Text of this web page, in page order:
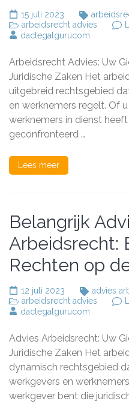
15 juli 2023
arbeidsrecht advies
daclegalgurucom
Arbeidsrecht Advies: Uw
Juridische Zaken Het
uitgebreid rechtsgebied
en werknemers regelt. Of
werknemers in dienst
geconfronteerd …
Lees meer
Belangrijk
Arbeidsrecht:
Rechten op
12 juli 2023
advies
arbeidsrecht advies
daclegalgurucom
Advies Arbeidsrecht: Uw
Juridische Zaken Het
dynamisch rechtsgebied
werkgevers en
werkgever bent die